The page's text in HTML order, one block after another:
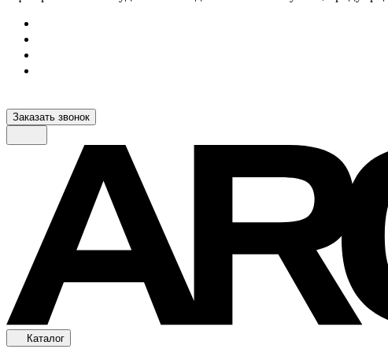
Заказать звонок
Каталог